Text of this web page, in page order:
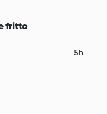
fritto
5h